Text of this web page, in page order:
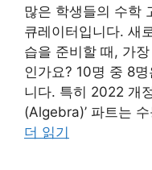
많은 학생들의 수학
큐레이터입니다. 새
습을 준비할 때, 가
인가요? 10명 중 8명
니다. 특히 2022 개
(Algebra)’ 파트는
더 읽기